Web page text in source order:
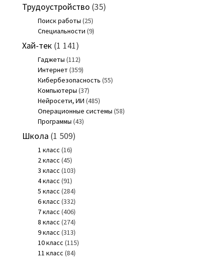
Трудоустройство (35)
Поиск работы (25)
Специальности (9)
Хай-тек (1 141)
Гаджеты (112)
Интернет(359)
Кибербезопасность (55)
Компьютеры (37)
Нейросети, ИИ (485)
Операционные системы (58)
Программы (43)
Школа (1 509)
1 класс (16)
2 класс (45)
3 класс (103)
4 класс (91)
5 класс (284)
6 класс (332)
7 класс (406)
8 класс (274)
9 класс (313)
10 класс (115)
11 класс (84)